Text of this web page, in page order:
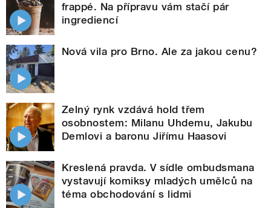
frappé. Na přípravu vám stačí pár
ingrediencí
Nová vila pro Brno. Ale za jakou cenu?
Zelný rynk vzdává hold třem
osobnostem: Milanu Uhdemu, Jakubu
Demlovi a baronu Jiřímu Haasovi
Kreslená pravda. V sídle ombudsmana
vystavují komiksy mladých umělců na
téma obchodování s lidmi